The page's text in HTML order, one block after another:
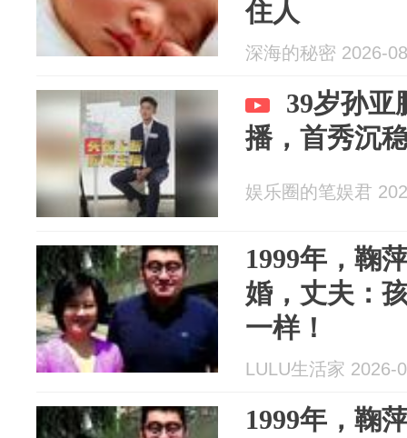
住人
深海的秘密 2026-
39岁孙亚
播，首秀沉
娱乐圈的笔娱君
1999年，鞠
婚，丈夫：
一样！
LULU生活家 2026-
1999年，鞠